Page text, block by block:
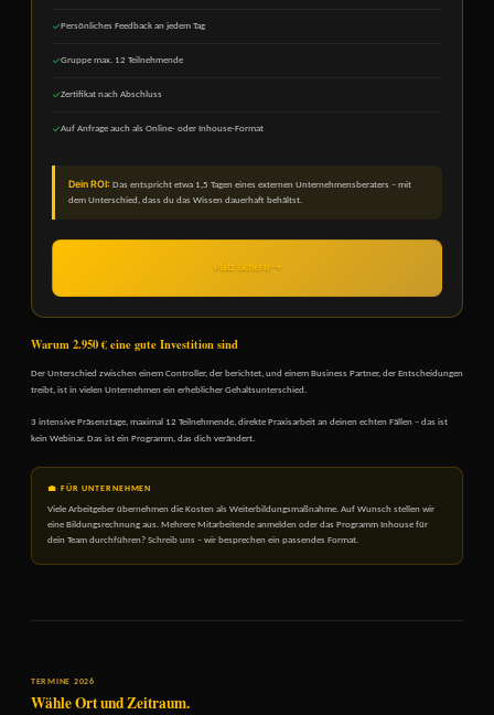
✓Persönliches Feedback an jedem Tag
✓Gruppe max. 12 Teilnehmende
✓Zertifikat nach Abschluss
✓Auf Anfrage auch als Online- oder Inhouse-Format
Dein ROI: Das entspricht etwa 1,5 Tagen eines externen Unternehmensberaters – mit
dem Unterschied, dass du das Wissen dauerhaft behältst.
Platz sichern →
Warum 2.950 € eine gute Investition sind
Der Unterschied zwischen einem Controller, der berichtet, und einem Business Partner, der Entscheidungen
treibt, ist in vielen Unternehmen ein erheblicher Gehaltsunterschied.
3 intensive Präsenztage, maximal 12 Teilnehmende, direkte Praxisarbeit an deinen echten Fällen – das ist
kein Webinar. Das ist ein Programm, das dich verändert.
💼 FÜR UNTERNEHMEN
Viele Arbeitgeber übernehmen die Kosten als Weiterbildungsmaßnahme. Auf Wunsch stellen wir
eine Bildungsrechnung aus. Mehrere Mitarbeitende anmelden oder das Programm Inhouse für
dein Team durchführen? Schreib uns – wir besprechen ein passendes Format.
TERMINE 2026
Wähle Ort und Zeitraum.